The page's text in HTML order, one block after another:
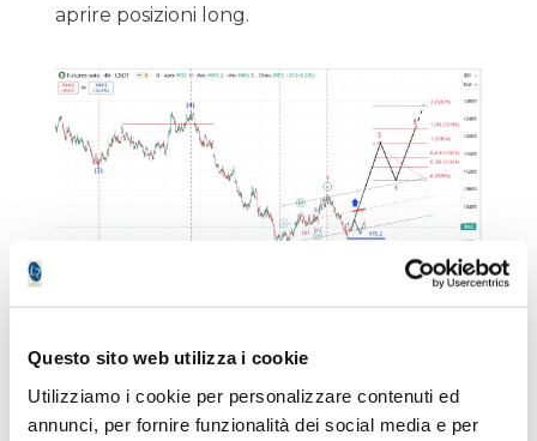
Questo sito web utilizza i cookie
Utilizziamo i cookie per personalizzare contenuti ed
annunci, per fornire funzionalità dei social media e per
aprire posizioni long.
Wheat: